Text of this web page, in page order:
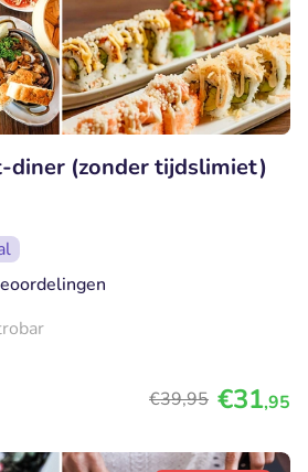
diner (zonder tijdslimiet)
€39,95 €31,95